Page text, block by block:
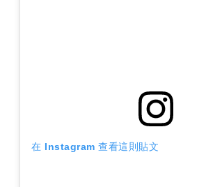
在 Instagram 查看這則貼文